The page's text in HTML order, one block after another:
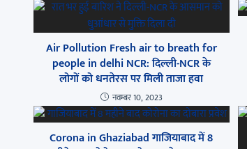
Air Pollution Fresh air to breath for
people in delhi NCR: दिल्ली-NCR के
लोगों को धनतेरस पर मिली ताजा हवा
नवम्बर 10, 2023
Corona in Ghaziabad गाजियाबाद में 8